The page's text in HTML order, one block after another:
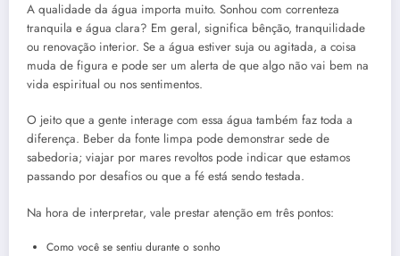
A qualidade da água importa muito. Sonhou com correnteza
tranquila e água clara? Em geral, significa bênção, tranquilidade
ou renovação interior. Se a água estiver suja ou agitada, a coisa
muda de figura e pode ser um alerta de que algo não vai bem na
vida espiritual ou nos sentimentos.
O jeito que a gente interage com essa água também faz toda a
diferença. Beber da fonte limpa pode demonstrar sede de
sabedoria; viajar por mares revoltos pode indicar que estamos
passando por desafios ou que a fé está sendo testada.
Na hora de interpretar, vale prestar atenção em três pontos:
Como você se sentiu durante o sonho